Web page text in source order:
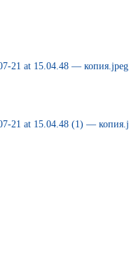
21 at 15.04.48 — копия.jpeg
21 at 15.04.48 (1) —